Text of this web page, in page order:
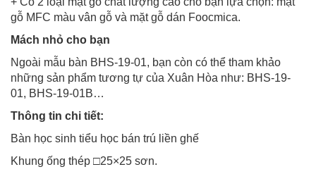
gỗ MFC màu vân gỗ và mặt gỗ dán Foocmica.
Mách nhỏ cho bạn
Ngoài mẫu bàn BHS-19-01, bạn còn có thể tham khảo
những sản phẩm tương tự của Xuân Hòa như: BHS-19-
01, BHS-19-01B…
Thông tin chi tiết:
Bàn học sinh tiểu học bán trú liền ghế
Khung ống thép □25×25 sơn.